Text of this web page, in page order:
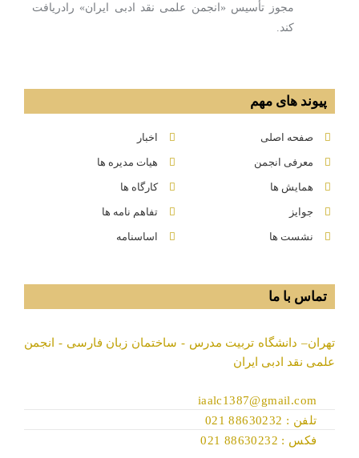
مجوز تأسیس «انجمن علمی نقد ادبی ایران» رادریافت
كند.
پیوند های مهم
صفحه اصلی
معرفی انجمن
همایش ها
جوایز
نشست ها
اخبار
هیات مدیره ها
کارگاه ها
تفاهم نامه ها
اساسنامه
تماس با ما
تهران– دانشگاه تربیت مدرس - ساختمان زبان فارسی - انجمن
علمی نقد ادبی ایران
iaalc1387@gmail.com
تلفن : 88630232 021
فکس : 88630232 021